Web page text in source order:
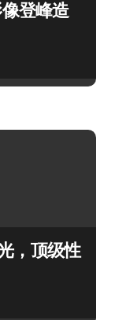
登峰造
，顶级性